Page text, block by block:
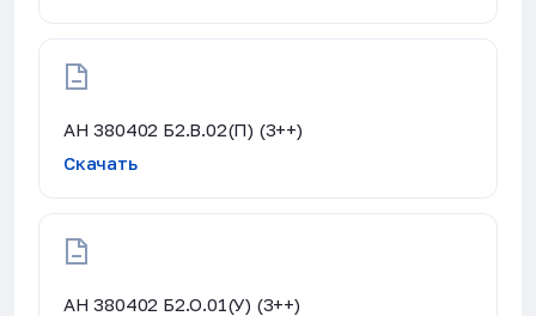
АН 380402 Б2.В.02(П) (3++)
Скачать
АН 380402 Б2.О.01(У) (3++)